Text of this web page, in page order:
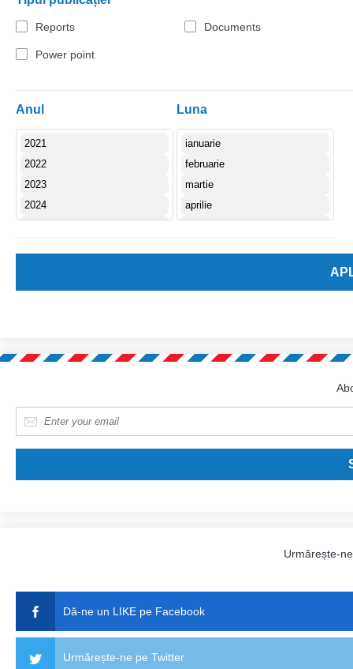
Reports Documents
Power point
Anul Luna
Urmărește-
Dă-ne un LIKE pe Facebook
Urmărește-ne pe Twitter